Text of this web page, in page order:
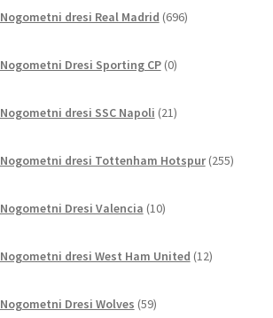
Nogometni dresi Real Madrid 696izdelkov
Nogometni Dresi Sporting CP 0izdelkov
Nogometni dresi SSC Napoli 21izdelkov
Nogometni dresi Tottenham Hotspur 255
Nogometni Dresi Valencia 10izdelkov
Nogometni dresi West Ham United 12izdelkov
Nogometni Dresi Wolves 59izdelkov